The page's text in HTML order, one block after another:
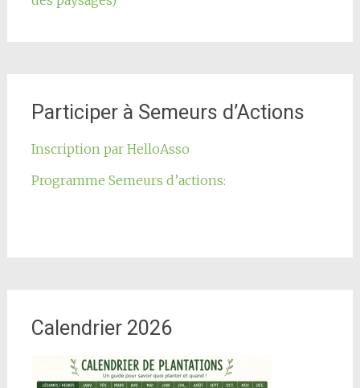
Participer à Semeurs d’Actions
Inscription par HelloAsso
Programme Semeurs d’actions:
Calendrier 2026